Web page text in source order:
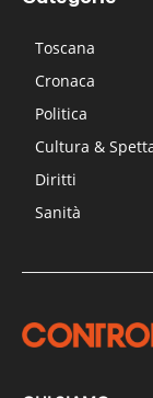
Toscana
Cronaca
Politica
Cultura &
Diritti
Sanità